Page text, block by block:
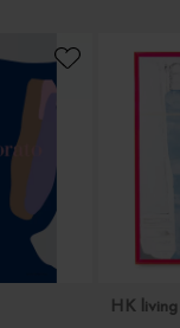
HK living